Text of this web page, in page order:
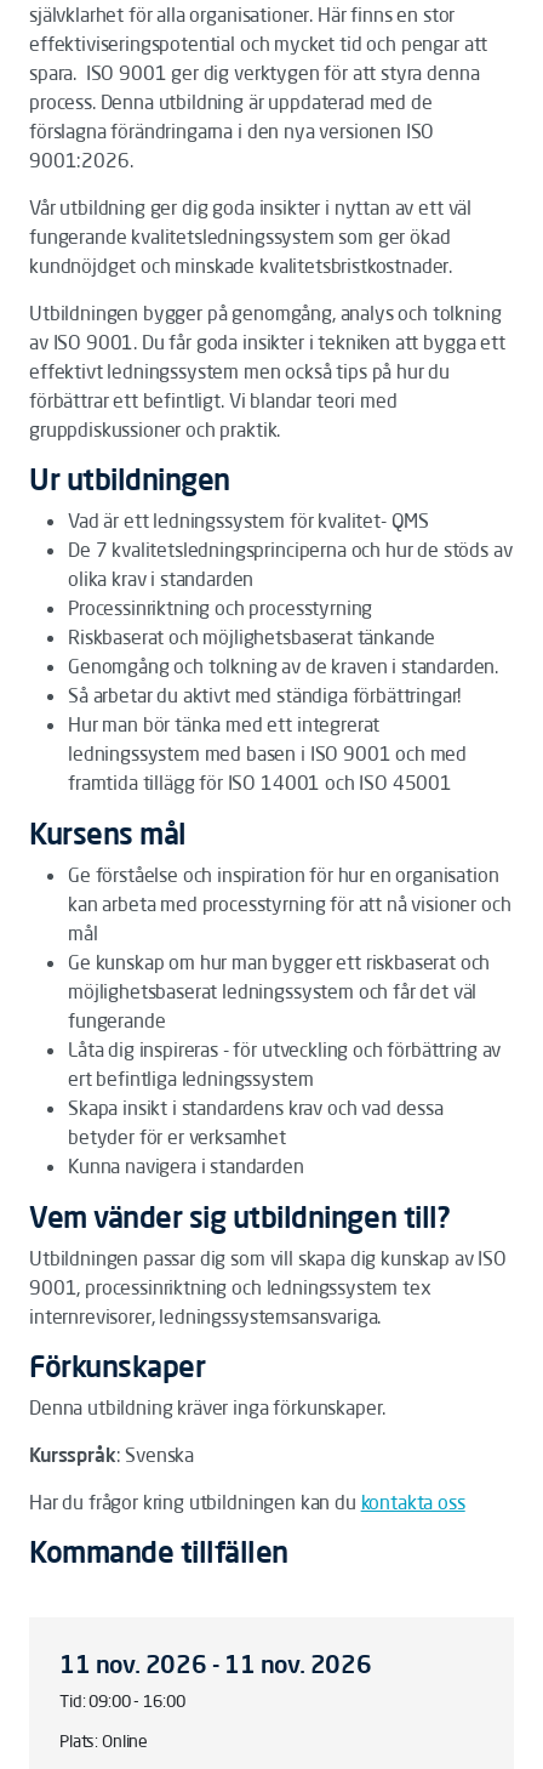
självklarhet för alla organisationer. Här finns en stor
effektiviseringspotential och mycket tid och pengar att
spara. ISO 9001 ger dig verktygen för att styra denna
process. Denna utbildning är uppdaterad med de
förslagna förändringarna i den nya versionen ISO
9001:2026.
Vår utbildning ger dig goda insikter i nyttan av ett väl
fungerande kvalitetsledningssystem som ger ökad
kundnöjdget och minskade kvalitetsbristkostnader.
Utbildningen bygger på genomgång, analys och tolkning
av ISO 9001. Du får goda insikter i tekniken att bygga ett
effektivt ledningssystem men också tips på hur du
förbättrar ett befintligt. Vi blandar teori med
gruppdiskussioner och praktik.
Ur utbildningen
Vad är ett ledningssystem för kvalitet- QMS
De 7 kvalitetsledningsprinciperna och hur de stöds av
olika krav i standarden
Processinriktning och processtyrning
Riskbaserat och möjlighetsbaserat tänkande
Genomgång och tolkning av de kraven i standarden.
Så arbetar du aktivt med ständiga förbättringar!
Hur man bör tänka med ett integrerat
ledningssystem med basen i ISO 9001 och med
framtida tillägg för ISO 14001 och ISO 45001
Kursens mål
Ge förståelse och inspiration för hur en organisation
kan arbeta med processtyrning för att nå visioner och
mål
Ge kunskap om hur man bygger ett riskbaserat och
möjlighetsbaserat ledningssystem och får det väl
fungerande
Låta dig inspireras - för utveckling och förbättring av
ert befintliga ledningssystem
Skapa insikt i standardens krav och vad dessa
betyder för er verksamhet
Kunna navigera i standarden
Vem vänder sig utbildningen till?
Utbildningen passar dig som vill skapa dig kunskap av ISO
9001, processinriktning och ledningssystem tex
internrevisorer, ledningssystemsansvariga.
Förkunskaper
Denna utbildning kräver inga förkunskaper.
Kursspråk: Svenska
Har du frågor kring utbildningen kan du kontakta oss
Kommande tillfällen
11 nov. 2026 - 11 nov. 2026
Tid: 09:00 - 16:00
Plats: Online